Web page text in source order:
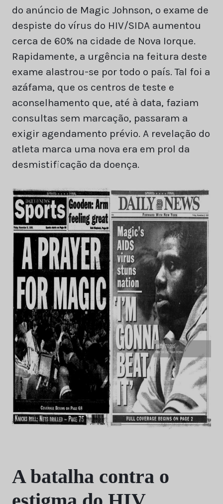
do anúncio de Magic Johnson, o exame de
despiste do vírus do HIV/SIDA aumentou
cerca de 60% na cidade de Nova Iorque.
Rapidamente, a urgência na feitura deste
exame alastrou-se por todo o país. Tal foi a
azáfama, que os centros de teste e
aconselhamento que, até à data, faziam
consultas sem marcação, passaram a
exigir agendamento prévio. A revelação do
atleta marca uma nova era em prol da
desmistificação da doença.
A batalha contra o